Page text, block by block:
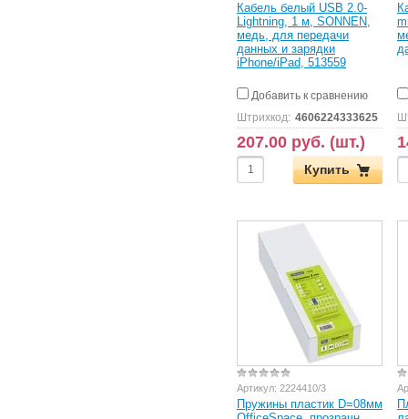
Кабель белый USB 2.0-
Lightning, 1 м, SONNEN,
медь, для передачи
данных и зарядки
iPhone/iPad, 513559
Добавить к сравнению
Штрихкод: 4606224333625
207.00 руб. (шт.)
Купить
Артикул: 2224410/3
Пружины пластик D=08мм